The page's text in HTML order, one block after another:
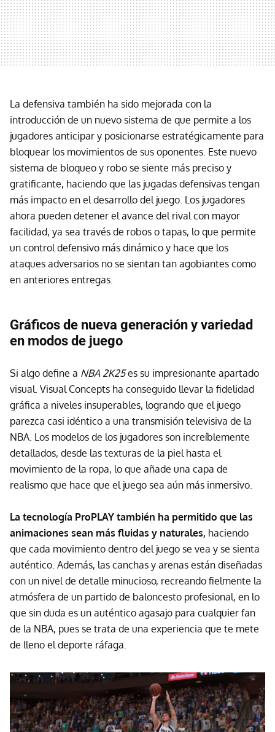
La defensiva también ha sido mejorada con la
introducción de un nuevo sistema de que permite a los
jugadores anticipar y posicionarse estratégicamente para
bloquear los movimientos de sus oponentes. Este nuevo
sistema de bloqueo y robo se siente más preciso y
gratificante, haciendo que las jugadas defensivas tengan
más impacto en el desarrollo del juego. Los jugadores
ahora pueden detener el avance del rival con mayor
facilidad, ya sea través de robos o tapas, lo que permite
un control defensivo más dinámico y hace que los
ataques adversarios no se sientan tan agobiantes como
en anteriores entregas.
Gráficos de nueva generación y variedad
en modos de juego
Si algo define a NBA 2K25es su impresionante apartado
visual. Visual Concepts ha conseguido llevar la fidelidad
gráfica a niveles insuperables, logrando que el juego
parezca casi idéntico a una transmisión televisiva de la
NBA. Los modelos de los jugadores son increíblemente
detallados, desde las texturas de la piel hasta el
movimiento de la ropa, lo que añade una capa de
realismo que hace que el juego sea aún más inmersivo.
La tecnología ProPLAY también ha permitido que las
animaciones sean más fluidas y naturales, haciendo
que cada movimiento dentro del juego se vea y se sienta
auténtico. Además, las canchas y arenas están diseñadas
con un nivel de detalle minucioso, recreando fielmente la
atmósfera de un partido de baloncesto profesional, en lo
que sin duda es un auténtico agasajo para cualquier fan
de la NBA, pues se trata de una experiencia que te mete
de lleno el deporte ráfaga.